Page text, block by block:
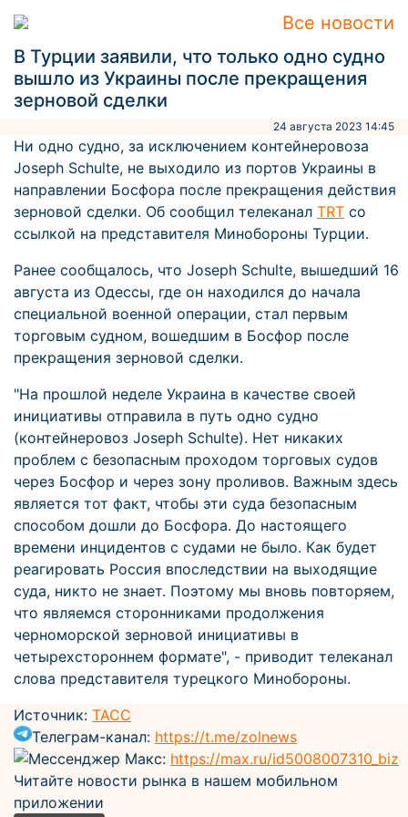
Все новости
В Турции заявили, что только одно судно
вышло из Украины после прекращения
зерновой сделки
24 августа 2023 14:45
Ни одно судно, за исключением контейнеровоза
Joseph Schulte, не выходило из портов Украины в
направлении Босфора после прекращения действия
зерновой сделки. Об сообщил телеканал TRT со
ссылкой на представителя Минобороны Турции.
Ранее сообщалось, что Joseph Schulte, вышедший 16
августа из Одессы, где он находился до начала
специальной военной операции, стал первым
торговым судном, вошедшим в Босфор после
прекращения зерновой сделки.
"На прошлой неделе Украина в качестве своей
инициативы отправила в путь одно судно
(контейнеровоз Joseph Schulte). Нет никаких
проблем с безопасным проходом торговых судов
через Босфор и через зону проливов. Важным здесь
является тот факт, чтобы эти суда безопасным
способом дошли до Босфора. До настоящего
времени инцидентов с судами не было. Как будет
реагировать Россия впоследствии на выходящие
суда, никто не знает. Поэтому мы вновь повторяем,
что являемся сторонниками продолжения
черноморской зерновой инициативы в
четырехстороннем формате", - приводит телеканал
слова представителя турецкого Минобороны.
Источник: ТАСС
Телеграм-канал: https://t.me/zolnews
Мессенджер Макс: https://max.ru/id5008007310_biz
Читайте новости рынка в нашем мобильном
приложении